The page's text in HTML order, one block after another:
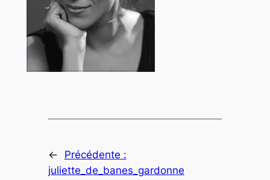
←
Précédente :
juliette_de_banes_gardonne